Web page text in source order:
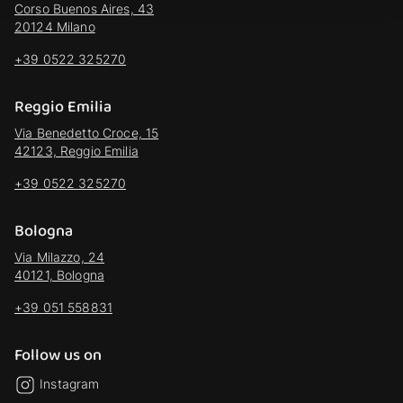
Corso Buenos Aires, 43
20124 Milano
+39 0522 325270
Reggio Emilia
Via Benedetto Croce, 15
42123, Reggio Emilia
+39 0522 325270
Bologna
Via Milazzo, 24
40121, Bologna
+39 051 558831
Follow us on
Instagram